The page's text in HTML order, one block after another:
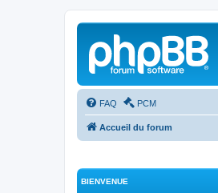
FAQ PCM
Accueil du forum
BIENVENUE